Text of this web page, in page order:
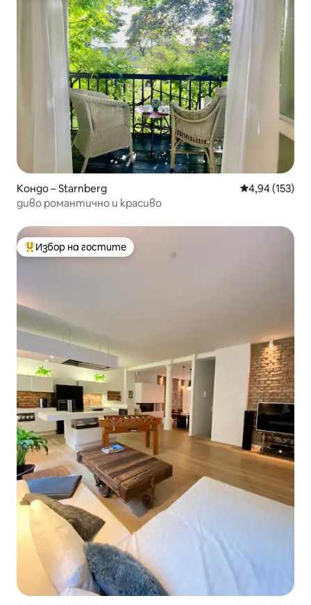
Кондо – Starnberg Средна
4,94 (153)
диво романтично и красиво
Най-популярен избор на гостите
Избор на гостите